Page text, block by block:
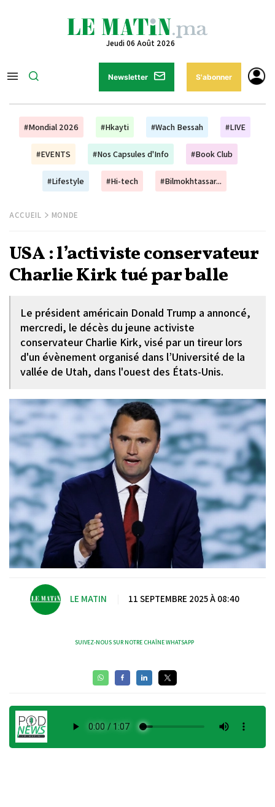
Jeudi 06 Août 2026
Newsletter S'abonner
#Mondial 2026 #Hkayti #Wach Bessah #LIVE
#EVENTS #Nos Capsules d'Info #Book Club
#Lifestyle #Hi-tech #Bilmokhtassar...
ACCUEIL MONDE
USA : l’activiste conservateur
Charlie Kirk tué par balle
Le président américain Donald Trump a annoncé,
mercredi, le décès du jeune activiste
conservateur Charlie Kirk, visé par un tireur lors
d'un évènement organisé dans l’Université de la
vallée de Utah, dans l'ouest des États-Unis.
LE MATIN 11 SEPTEMBRE 2025 À 08:40
SUIVEZ-NOUS SUR NOTRE CHAÎNE WHATSAPP